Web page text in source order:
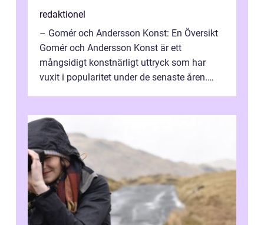
redaktionel
– Gomér och Andersson Konst: En Översikt
Gomér och Andersson Konst är ett
mångsidigt konstnärligt uttryck som har
vuxit i popularitet under de senaste åren.